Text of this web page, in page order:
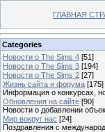
ГЛАВНАЯ
Categories
Новости о The Sims 4 [51]
Новости о The Sims 3 [194]
Новости о The Sims 2 [27]
Жизнь сайта и форума [175]
Информация о конкурсах,
Обновления на сайте [90]
Новости о добавлении
Мир вокруг нас [24]
Поздравления с